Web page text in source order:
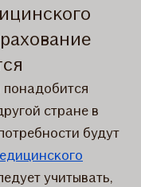
стране в
будут
учитывать,